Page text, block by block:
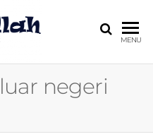
HARGA
MIRING
4.0,jasa digital
kotler,performance
MENU
negeri